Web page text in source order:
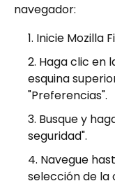
navegador:
Inicie Mozilla
Haga clic en
esquina
"Preferencias".
Busque y
seguridad".
Navegue
selección de la